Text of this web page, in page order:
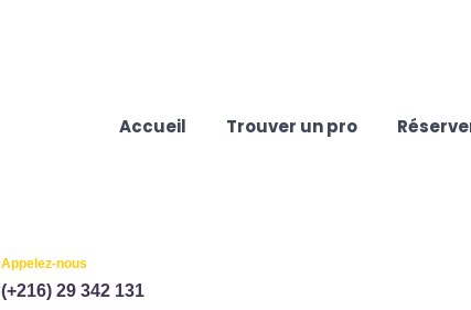
Accueil Trouver un pro
Appelez-nous
(+216) 29 342 131